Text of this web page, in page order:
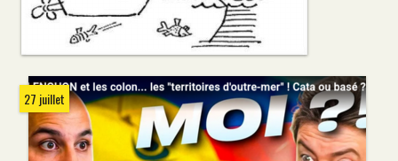
27 juillet